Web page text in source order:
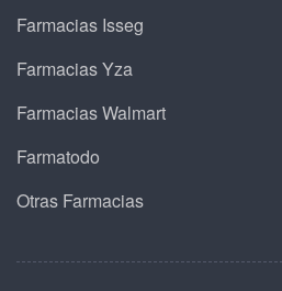
Farmacias Isseg
Farmacias Yza
Farmacias Walmart
Farmatodo
Otras Farmacias